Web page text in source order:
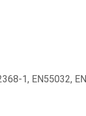
1, EN55032,